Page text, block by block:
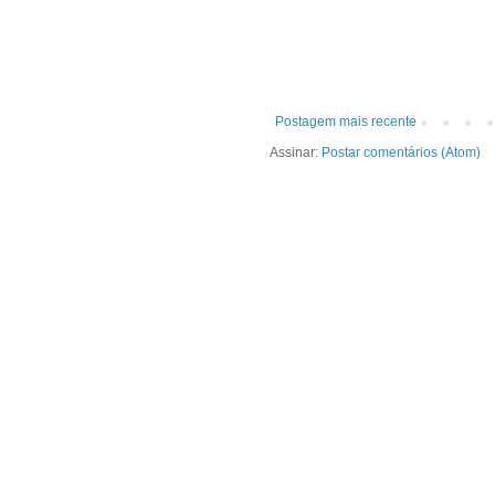
Postagem mais recente
Assinar: Postar comentários (Atom)